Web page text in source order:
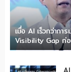
เมื่อ AI เร็วกว่าก
Visibility Gap ก่อ